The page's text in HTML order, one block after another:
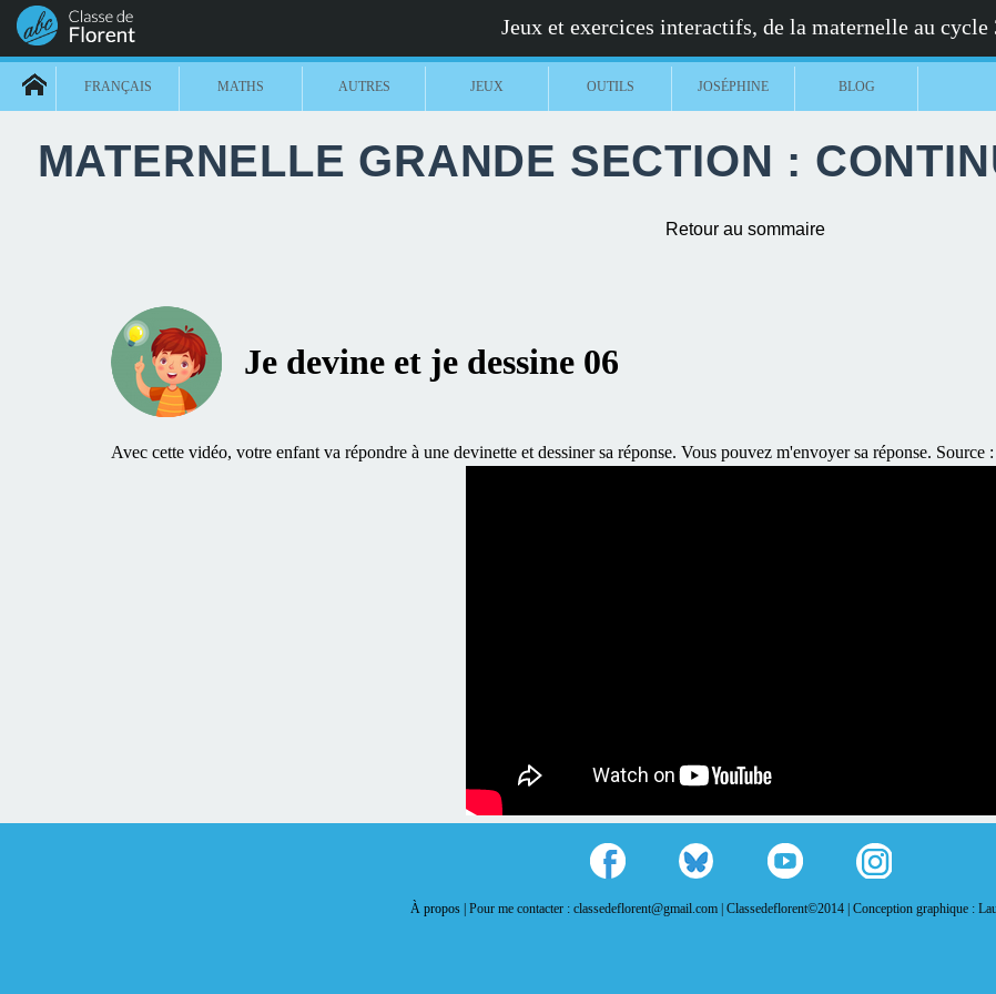
Jeux et exercices interactifs, de la maternelle au cycle
FRANÇAIS MATHS AUTRES JEUX OUTILS JOSÉPHINE BLOG
MATERNELLE GRANDE SECTION :
Retour au sommaire
Je devine et je dessine 06
Avec cette vidéo, votre enfant va répondre à une devinette et dessiner sa réponse. Vous pouvez m'envoyer sa réponse.
À propos | Pour me contacter : classedeflorent@gmail.com | Classedeflorent©2014 | Conception graphique :